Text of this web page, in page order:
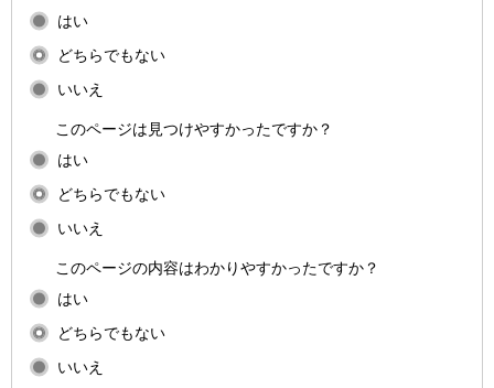
はい
どちらでもない
いいえ
このページは見つけやすかったですか？
はい
どちらでもない
いいえ
このページの内容はわかりやすかったですか？
はい
どちらでもない
いいえ